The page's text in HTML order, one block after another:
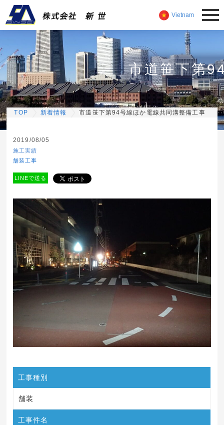
Vietnam
市道笹下第
TOP 新着情報 市道笹下第94号線ほか電線共同溝整備工事
2019/08/05
施工実績
舗装工事
LINEで送る
工事種別
舗装
工事件名